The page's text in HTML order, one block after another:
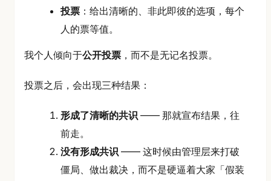
投票 ：给出清晰的、非此即彼的选项，每个
人的票等值。
我个人倾向于公开投票 ，而不是无记名投票。
投票之后，会出现三种结果：
形成了清晰的共识 —— 那就宣布结果，往
前走。
没有形成共识 —— 这时候由管理层来打破
僵局、做出裁决，而不是硬逼着大家「假装